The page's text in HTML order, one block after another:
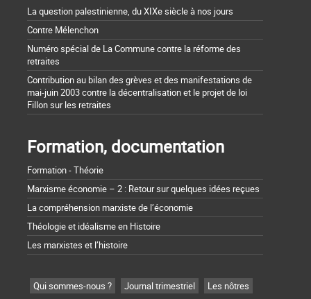
La question palestinienne, du XIXe siècle à nos jours
Contre Mélenchon
Numéro spécial de La Commune contre la réforme des
retraites
Contribution au bilan des grèves et des manifestations de
mai-juin 2003 contre la décentralisation et le projet de loi
Fillon sur les retraites
Formation, documentation
Formation - Théorie
Marxisme économie – 2 : Retour sur quelques idées reçues
La compréhension marxiste de l’économie
Théologie et idéalisme en Histoire
Les marxistes et l’histoire
Qui sommes-nous ? Journal trimestriel
Les nôtres